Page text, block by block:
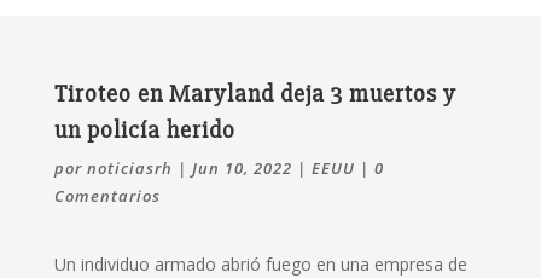
Tiroteo en Maryland deja 3 muertos y
un policía herido
por noticiasrh | Jun 10, 2022 | EEUU | 0
Comentarios
Un individuo armado abrió fuego en una empresa de